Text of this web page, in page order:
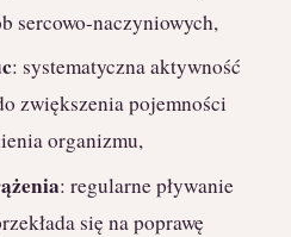
sercowo-naczyniowych,
: systematyczna aktywność
zwiększenia pojemności
organizmu,
: regularne pływanie
się na poprawę